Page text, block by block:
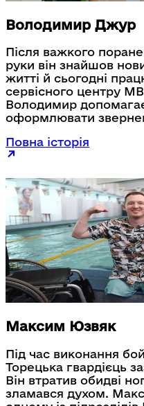
Володимир Джур
Після важкого
руки він знайшов
житті й сьогодні
сервісного центру
Володимир
оформлювати
транспортних
знаків.
Повна історія
Максим Юзвяк
Під час виконання
Торецька гвардієць
Він втратив обидві
зламався духом.